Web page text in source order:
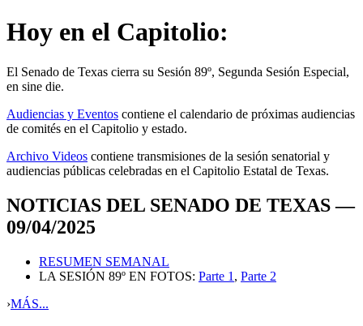
Hoy en el Capitolio:
El Senado de Texas cierra su Sesión 89º, Segunda Sesión Especial,
en sine die.
Audiencias y Eventos contiene el calendario de próximas audiencias
de comités en el Capitolio y estado.
Archivo Videos contiene transmisiones de la sesión senatorial y
audiencias públicas celebradas en el Capitolio Estatal de Texas.
NOTICIAS DEL SENADO DE TEXAS —
09/04/2025
RESUMEN SEMANAL
LA SESIÓN 89º EN FOTOS: Parte 1 , Parte 2
›MÁS...